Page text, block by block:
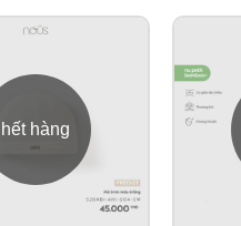
hết hàng